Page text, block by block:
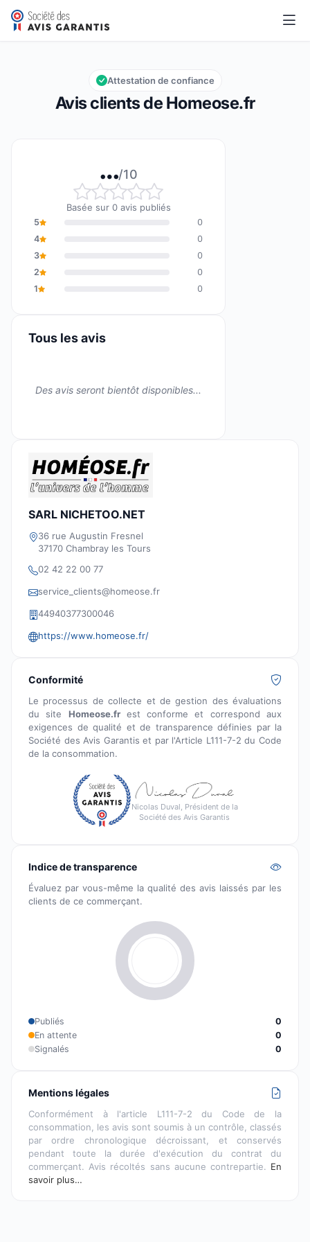
Homeose.fr
Note globale : … sur 10
…/10
Avis clients de Homeose.fr
Attestation de confiance
…/10
Note globale : … sur 10
Basée sur 0 avis publiés
5
0
4
0
3
0
2
0
1
0
Tous les avis
Des avis seront bientôt disponibles...
SARL NICHETOO.NET
36 rue Augustin Fresnel
37170 Chambray les Tours
02 42 22 00 77
service_clients@homeose.fr
44940377300046
https://www.homeose.fr/
Conformité
Le processus de collecte et de gestion des évaluations
du site Homeose.frest conforme et correspond aux
exigences de qualité et de transparence définies par la
Société des Avis Garantis et par l'Article L111-7-2 du Code
de la consommation.
Nicolas Duval, Président de la
Société des Avis Garantis
Indice de transparence
Évaluez par vous-même la qualité des avis laissés par les
clients de ce commerçant.
Publiés
0
En attente
0
Signalés
0
Mentions légales
Conformément à l'article L111-7-2 du Code de la
consommation, les avis sont soumis à un contrôle, classés
par ordre chronologique décroissant, et conservés
pendant toute la durée d'exécution du contrat du
commerçant. Avis récoltés sans aucune contrepartie. En
savoir plus…